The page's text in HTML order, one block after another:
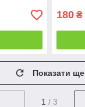
180 ₴
Показати ще
1 / 3